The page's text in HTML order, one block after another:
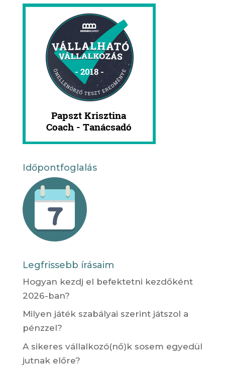
Időpontfoglalás
Legfrissebb írásaim
Hogyan kezdj el befektetni kezdőként
2026-ban?
Milyen játék szabályai szerint játszol a
pénzzel?
A sikeres vállalkozó(nő)k sosem egyedül
jutnak előre?